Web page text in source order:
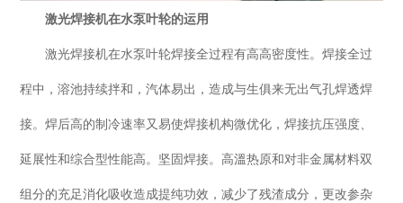
激光焊接机在水泵叶轮的运用
激光焊接机在水泵叶轮焊接全过程有高高密度性。焊接全过
程中，溶池持续拌和，汽体易出，造成与生俱来无出气孔焊透焊
接。焊后高的制冷速率又易使焊接机构微优化，焊接抗压强度、
延展性和综合型性能高。坚固焊接。高溫热原和对非金属材料双
组分的充足消化吸收造成提纯功效，减少了残渣成分，更改参杂